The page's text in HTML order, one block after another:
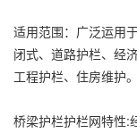
适用范围：广泛运用
闭式、道路护栏、经
工程护栏、住房维护。
桥梁护栏护栏网特性: